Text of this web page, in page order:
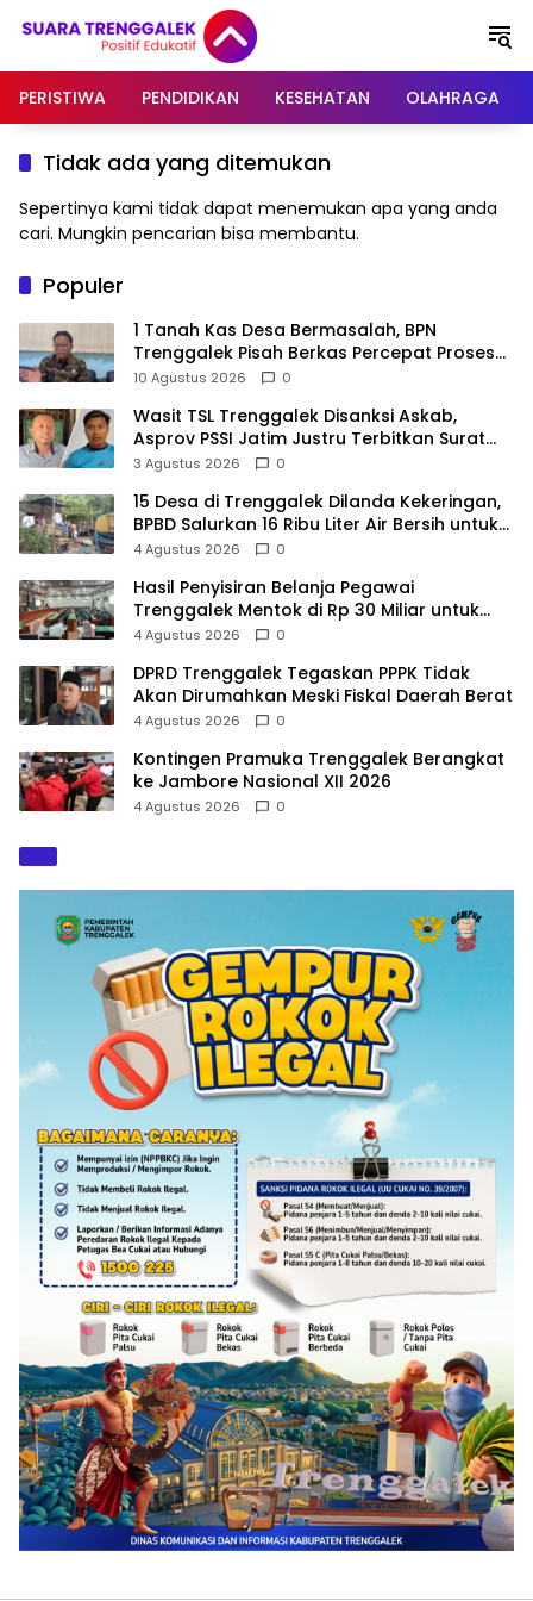
PERISTIWA
PENDIDIKAN KESEHATAN OLAHRAGA
Tidak ada yang ditemukan
Sepertinya kami tidak dapat menemukan apa yang anda
cari. Mungkin pencarian bisa membantu.
Populer
1 Tanah Kas Desa Bermasalah, BPN
Trenggalek Pisah Berkas Percepat Proses
Pembebasan Lahan Bendungan Bagong
10 Agustus 2026 0
Wasit TSL Trenggalek Disanksi Askab,
Asprov PSSI Jatim Justru Terbitkan Surat
Tugas di Hari yang Sama
3 Agustus 2026 0
15 Desa di Trenggalek Dilanda Kekeringan,
BPBD Salurkan 16 Ribu Liter Air Bersih untuk
900 Warga
4 Agustus 2026 0
Hasil Penyisiran Belanja Pegawai
Trenggalek Mentok di Rp 30 Miliar untuk
Infrastruktur
4 Agustus 2026 0
DPRD Trenggalek Tegaskan PPPK Tidak
Akan Dirumahkan Meski Fiskal Daerah Berat
4 Agustus 2026 0
Kontingen Pramuka Trenggalek Berangkat
ke Jambore Nasional XII 2026
4 Agustus 2026 0